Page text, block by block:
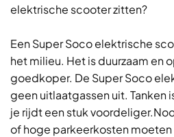
elektrische scooter zitten?
Een Super Soco elektrische
het milieu. Het is duurzaam en
goedkoper. De Super Soco
geen uitlaatgassen uit. Tanken
je rijdt een stuk
of hoge parkeerkosten